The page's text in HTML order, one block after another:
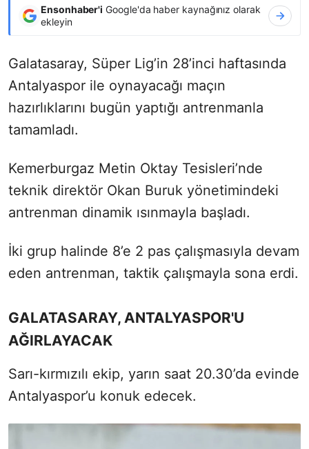
Ensonhaber'i Google'da haber kaynağınız olarak
ekleyin
Galatasaray, Süper Lig’in 28’inci haftasında
Antalyaspor ile oynayacağı maçın
hazırlıklarını bugün yaptığı antrenmanla
tamamladı.
Kemerburgaz Metin Oktay Tesisleri’nde
teknik direktör Okan Buruk yönetimindeki
antrenman dinamik ısınmayla başladı.
İki grup halinde 8’e 2 pas çalışmasıyla devam
eden antrenman, taktik çalışmayla sona erdi.
GALATASARAY, ANTALYASPOR'U
AĞIRLAYACAK
Sarı-kırmızılı ekip, yarın saat 20.30’da evinde
Antalyaspor’u konuk edecek.